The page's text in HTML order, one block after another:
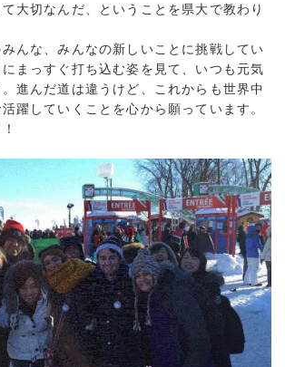
大切なんだ、ということを県大で教わり
んな、みんなの新しいことに挑戦してい
まっすぐ打ち込む姿を見て、いつも元気
進んだ道は違うけど、これからも世界中
躍していくことを心から願っています。